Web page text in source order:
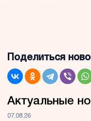
Поделиться
Актуальные
07.08.26